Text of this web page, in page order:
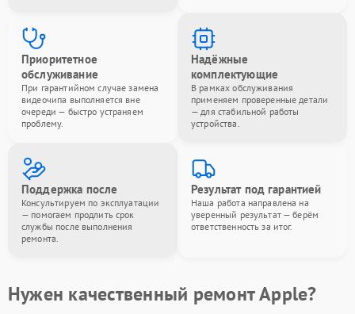
Приоритетное
обслуживание
При гарантийном случае замена
видеочипа выполняется вне
очереди — быстро устраняем
проблему.
Надёжные
комплектующие
В рамках обслуживания
применяем проверенные детали
— для стабильной работы
устройства.
Поддержка после
Консультируем по эксплуатации
— помогаем продлить срок
службы после выполнения
ремонта.
Результат под гарантией
Наша работа направлена на
уверенный результат — берём
ответственность за итог.
Нужен качественный ремонт Apple?